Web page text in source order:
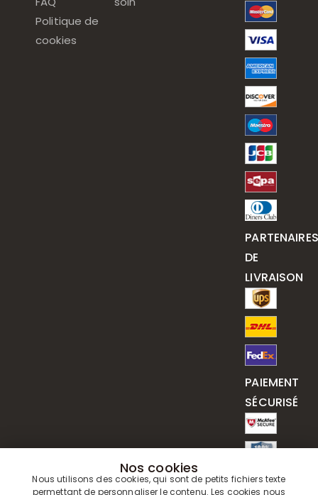
Politique de
cookies
PARTENAIRES
DE
LIVRAISON
PAIEMENT
SÉCURISÉ
Nos cookies
Nous utilisons des cookies, qui sont de petits fichiers texte
permettant de personnaliser le contenu. Les cookies nous